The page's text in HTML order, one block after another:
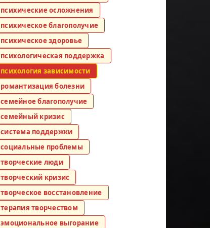
психические осложнения
психическое благополучие
психическое здоровье
психологическая поддержка
психология зависимости
романтизация болезни
семейное благополучие
семейный кризис
система поддержки
социальные проблемы
творческие люди
творческий кризис
творческое восстановление
терапия творчеством
эмоциональное выгорание